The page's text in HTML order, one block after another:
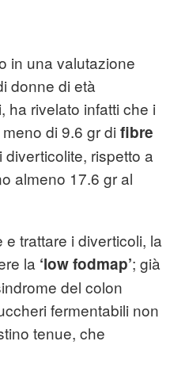
in una valutazione
donne di età
ha rivelato infatti che i
di 9.6 gr di fibre
rispetto a
almeno 17.6 gr al
trattare i diverticoli, la
la ‘low fodmap’; già
del colon
fermentabili non
tenue, che